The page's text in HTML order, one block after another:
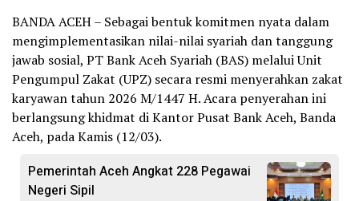
BANDA ACEH – Sebagai bentuk komitmen nyata dalam
mengimplementasikan nilai-nilai syariah dan tanggung
jawab sosial, PT Bank Aceh Syariah (BAS) melalui Unit
Pengumpul Zakat (UPZ) secara resmi menyerahkan zakat
karyawan tahun 2026 M/1447 H. Acara penyerahan ini
berlangsung khidmat di Kantor Pusat Bank Aceh, Banda
Aceh, pada Kamis (12/03).
Pemerintah Aceh Angkat 228 Pegawai
Negeri Sipil